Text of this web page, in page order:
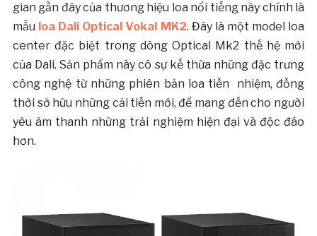
gian gần đây của thương hiệu loa nổi tiếng này chính là
mẫu loa Dali Optical Vokal MK2. Đây là một model loa
center đặc biệt trong dòng Optical Mk2 thế hệ mới
của Dali. Sản phẩm này có sự kế thừa những đặc trưng
công nghệ từ những phiên bản loa tiền nhiệm, đồng
thời sở hữu những cải tiến mới, để mang đến cho người
yêu âm thanh những trải nghiệm hiện đại và độc đáo
hơn.